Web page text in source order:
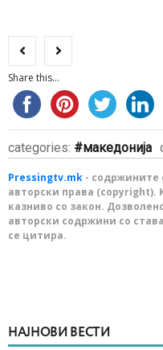
Share this...
categories: македонија
Pressingtv.mk - содржините
авторски права (copyright).
казниво со закон.
авторски содржини со
се цитира.
НАЈНОВИ ВЕСТИ